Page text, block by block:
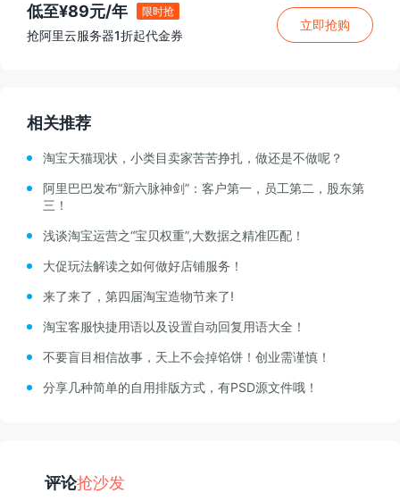
低至¥89元/年 限时抢
抢阿里云服务器1折起代金券
立即抢购
相关推荐
淘宝天猫现状，小类目卖家苦苦挣扎，做还是不做呢？
阿里巴巴发布“新六脉神剑”：客户第一，员工第二，股东第
三！
浅谈淘宝运营之“宝贝权重”,大数据之精准匹配！
大促玩法解读之如何做好店铺服务！
来了来了，第四届淘宝造物节来了!
淘宝客服快捷用语以及设置自动回复用语大全！
不要盲目相信故事，天上不会掉馅饼！创业需谨慎！
分享几种简单的自用排版方式，有PSD源文件哦！
评论抢沙发